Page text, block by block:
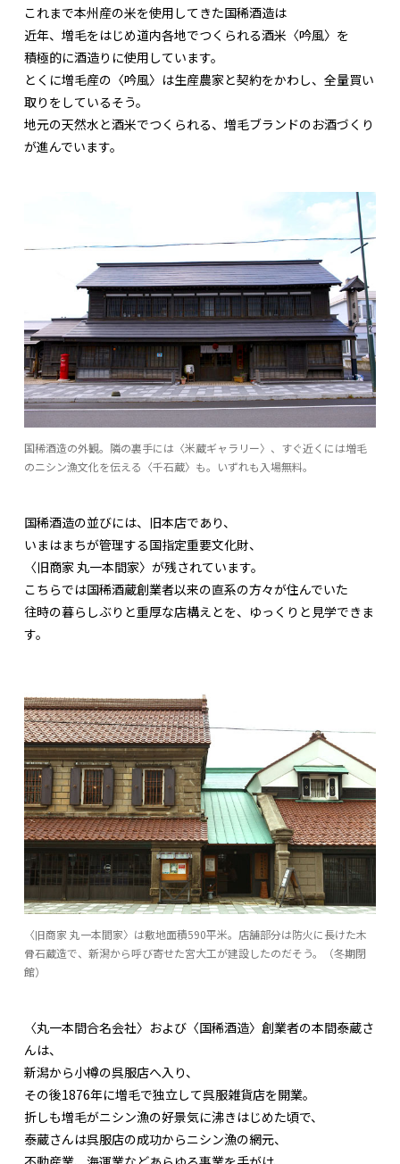
これまで本州産の米を使用してきた国稀酒造は
近年、増毛をはじめ道内各地でつくられる酒米〈吟風〉を
積極的に酒造りに使用しています。
とくに増毛産の〈吟風〉は生産農家と契約をかわし、全量買い
取りをしているそう。
地元の天然水と酒米でつくられる、増毛ブランドのお酒づくり
が進んでいます。
国稀酒造の外観。隣の裏手には〈米蔵ギャラリー〉、すぐ近くには増毛
のニシン漁文化を伝える〈千石蔵〉も。いずれも入場無料。
国稀酒造の並びには、旧本店であり、
いまはまちが管理する国指定重要文化財、
〈旧商家 丸一本間家〉が残されています。
こちらでは国稀酒蔵創業者以来の直系の方々が住んでいた
往時の暮らしぶりと重厚な店構えとを、ゆっくりと見学できま
す。
〈旧商家 丸一本間家〉は敷地面積590平米。店舗部分は防火に長けた木
骨石蔵造で、新潟から呼び寄せた宮大工が建設したのだそう。（冬期閉
館）
〈丸一本間合名会社〉および〈国稀酒造〉創業者の本間泰蔵さ
んは、
新潟から小樽の呉服店へ入り、
その後1876年に増毛で独立して呉服雑貨店を開業。
折しも増毛がニシン漁の好景気に沸きはじめた頃で、
泰蔵さんは呉服店の成功からニシン漁の網元、